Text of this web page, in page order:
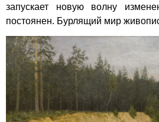
запускает новую волну
постоянен. Бурлящий мир